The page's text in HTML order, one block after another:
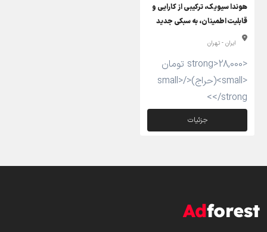
هوندا سیویک، ترکیبی از کارایی و
قابلیت اطمینان، به سبکی جدید
ایران - تهران
<strong>28,000 تومان
<small>(حراج)</small>
</strong>
جزئیات